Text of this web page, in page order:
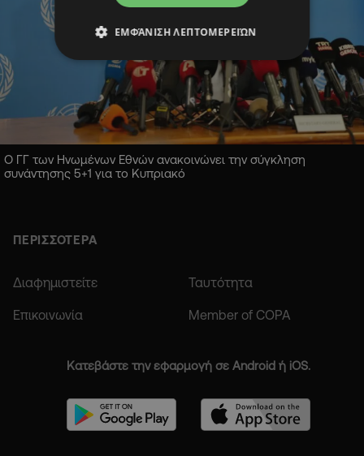
Ο ΓΓ των Ηνωμένων Εθνών ανακοινώνει την σύγκληση
συνάντησης 5+1 για το Κυπριακό
ΠΕΡΙΣΣΟΤΕΡΑ
Διαφημιστείτε Ταυτότητα
Επικοινωνία Member of COPA
Κατεβάστε την εφαρμογή σε Android ή iOS.
ΕΜΦΆΝΙΣΗ ΛΕΠΤΟΜΕΡΕΙΏΝ